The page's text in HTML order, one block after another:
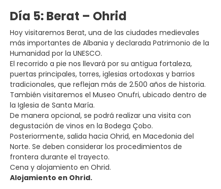
Día 5: Berat – Ohrid
Hoy visitaremos Berat, una de las ciudades medievales
más importantes de Albania y declarada Patrimonio de la
Humanidad por la UNESCO.
El recorrido a pie nos llevará por su antigua fortaleza,
puertas principales, torres, iglesias ortodoxas y barrios
tradicionales, que reflejan más de 2.500 años de historia.
También visitaremos el Museo Onufri, ubicado dentro de
la Iglesia de Santa María.
De manera opcional, se podrá realizar una visita con
degustación de vinos en la Bodega Çobo.
Posteriormente, salida hacia Ohrid, en Macedonia del
Norte. Se deben considerar los procedimientos de
frontera durante el trayecto.
Cena y alojamiento en Ohrid.
Alojamiento en Ohrid.